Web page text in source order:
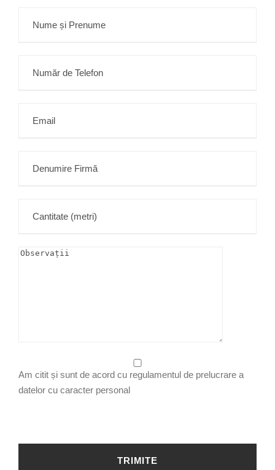
Am citit și sunt de acord cu regulamentul de prelucrare a
datelor cu caracter personal